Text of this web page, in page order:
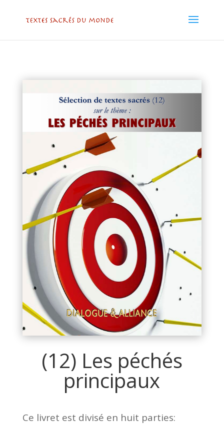
(12) Les péchés
principaux
Ce livret est divisé en huit parties: